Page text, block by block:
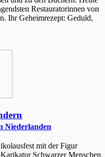
Restauratorinnen von
Ihr Geheimrezept: Geduld,
Niederlanden
mit der Figur
Schwarzer Menschen